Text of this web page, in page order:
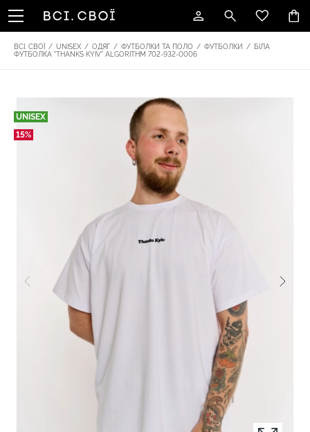
ВСІ. СВОЇ / UNISEX / ОДЯГ / ФУТБОЛКИ ТА ПОЛО / ФУТБОЛКИ / БІЛА
ФУТБОЛКА "THANKS KYIV" ALGORITHM 702-932-0006
UNISEX
15%